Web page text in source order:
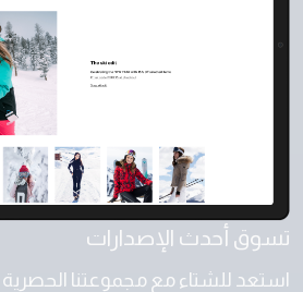
تسوق أحدث الإصدارات
استعد للشتاء مع مجموعتنا الحصرية